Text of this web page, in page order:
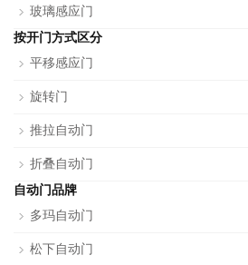
玻璃感应门
按开门方式区分
平移感应门
旋转门
推拉自动门
折叠自动门
自动门品牌
多玛自动门
松下自动门